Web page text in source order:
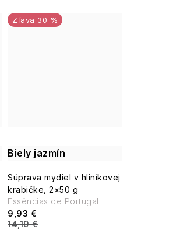
Biely jazmín
30 %
Súprava mydiel v hliníkovej
krabičke, 2×50 g
9,93 €
14,19 €
Essências de Portugal